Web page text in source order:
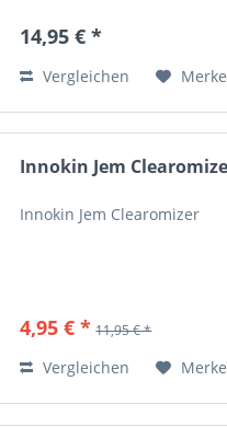
14,95 € *
Vergleichen
Innokin Jem
Innokin Jem Clearomizer
4,95 € * 11,95 € *
Vergleichen